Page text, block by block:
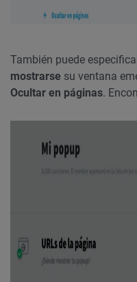
También puede
mostrarse su ventana
Ocultar en páginas.